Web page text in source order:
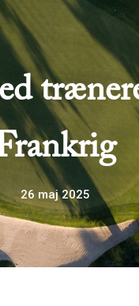
26 maj 2025